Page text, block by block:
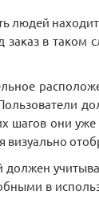
в
шагов они
в